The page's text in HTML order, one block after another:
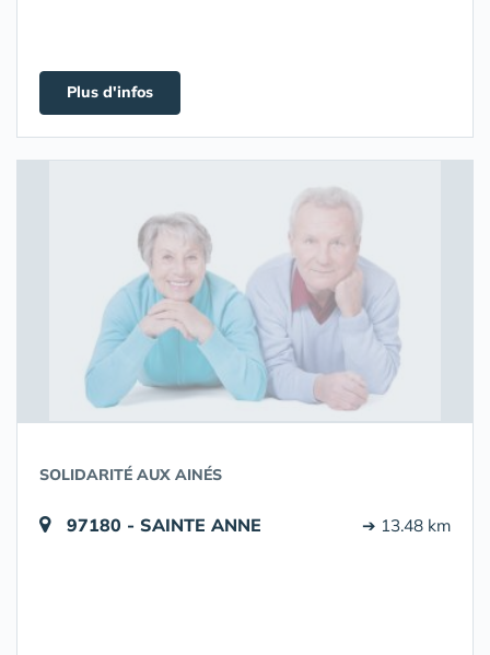
Plus d'infos
SOLIDARITÉ AUX AINÉS
97180 - SAINTE ANNE ➔ 13.48 km